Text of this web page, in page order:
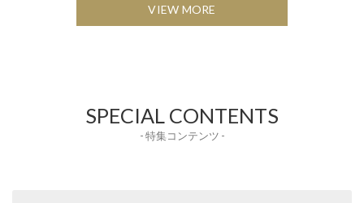
VIEW MORE
SPECIAL CONTENTS
- 特集コンテンツ -